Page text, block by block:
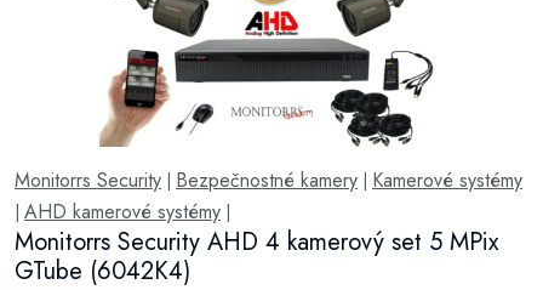
Monitorrs Security | Bezpečnostné kamery | Kamerové systémy
| AHD kamerové systémy |
Monitorrs Security AHD 4 kamerový set 5 MPix
GTube (6042K4)